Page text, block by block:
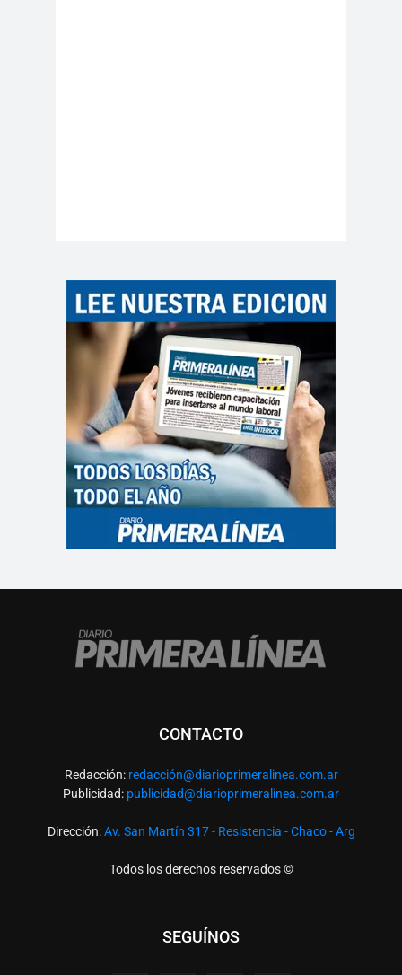
CONTACTO
Redacción: redacción@diarioprimeralinea.com.ar
Publicidad: publicidad@diarioprimeralinea.com.ar
Dirección:Av. San Martín 317 - Resistencia - Chaco - Arg
Todos los derechos reservados ©
SEGUÍNOS